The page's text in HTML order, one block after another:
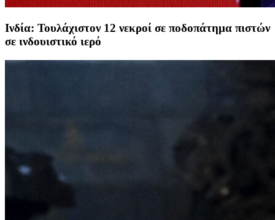
Ινδία: Τουλάχιστον 12 νεκροί σε ποδοπάτημα πιστών
σε ινδουιστικό ιερό